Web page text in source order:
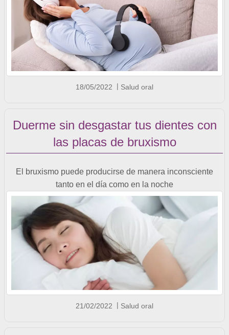
18/05/2022 Salud oral
Duerme sin desgastar tus dientes con
las placas de bruxismo
El bruxismo puede producirse de manera inconsciente
tanto en el día como en la noche
21/02/2022 Salud oral